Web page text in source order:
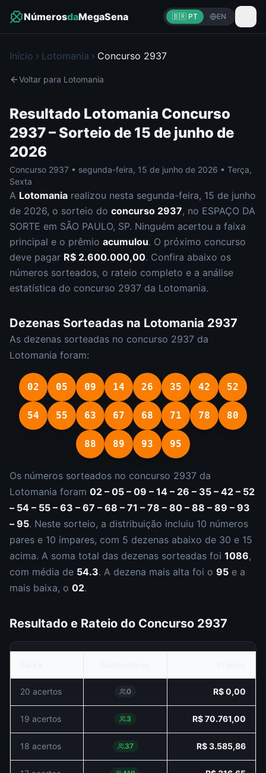
NúmerosdaMegaSena 🇧🇷 PT EN
Início Lotomania Concurso 2937
Voltar para Lotomania
Resultado Lotomania Concurso
2937– Sorteio de 15 de junho de
2026
Concurso 2937 • segunda-feira, 15 de junho de 2026 • Terça,
Sexta
A Lotomania realizou nesta segunda-feira, 15 de junho
de 2026, o sorteio do concurso 2937, no ESPAÇO DA
SORTE em SÃO PAULO, SP. Ninguém acertou a faixa
principal e o prêmio acumulou. O próximo concurso
deve pagar R$ 2.600.000,00. Confira abaixo os
números sorteados, o rateio completo e a análise
estatística do concurso 2937 da Lotomania.
Dezenas Sorteadas na Lotomania 2937
As dezenas sorteadas no concurso 2937 da
Lotomania foram:
02 05 09 14 26 35 42 52
54 55 63 67 68 71 78 80
88 89 93 95
Os números sorteados no concurso 2937 da
Lotomania foram 02 – 05 – 09 – 14 – 26 – 35 – 42 – 52
– 54 – 55 – 63 – 67 – 68 – 71 – 78 – 80 – 88 – 89 – 93
– 95. Neste sorteio, a distribuição incluiu 10 números
pares e 10 ímpares, com 5 dezenas abaixo de 30 e 15
acima. A soma total das dezenas sorteadas foi 1086,
com média de 54.3. A dezena mais alta foi o 95 e a
mais baixa, o 02.
Resultado e Rateio do Concurso 2937
20 acertos 0 R$ 0,00
19 acertos 3 R$ 70.761,00
18 acertos 37 R$ 3.585,86